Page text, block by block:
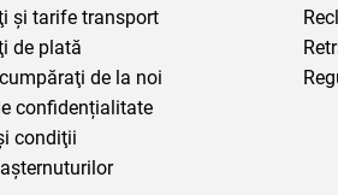
şi tarife transport
de plată
de la noi
confidențialitate
condiţii